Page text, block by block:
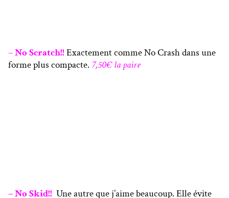
–No Scratch!!Exactement comme No Crash dans une
forme plus compacte. 7,50€ la paire
– No Skid!! Une autre que j’aime beaucoup. Elle évite